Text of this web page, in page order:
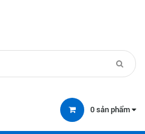
0 sản phẩm